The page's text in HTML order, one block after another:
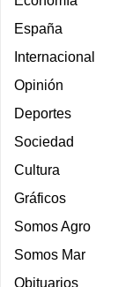
España
Internacional
Opinión
Deportes
Sociedad
Cultura
Gráficos
Somos Agro
Somos Mar
Obituarios